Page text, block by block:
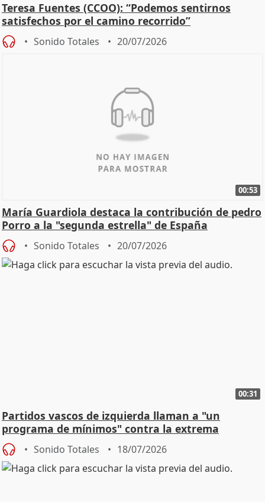
Teresa Fuentes (CCOO): “Podemos sentirnos
satisfechos por el camino recorrido”
Sonido Totales 20/07/2026
00:53
María Guardiola destaca la contribución de pedro
Porro a la "segunda estrella" de España
Sonido Totales 20/07/2026
00:31
Partidos vascos de izquierda llaman a "un
programa de mínimos" contra la extrema
derecha
Sonido Totales 18/07/2026